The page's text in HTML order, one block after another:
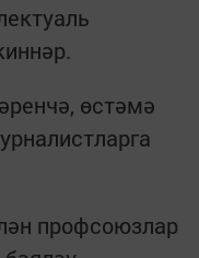
өстәмә
профсоюзлар